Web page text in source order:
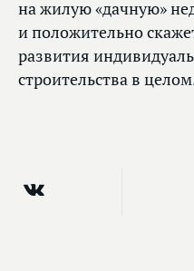
на жилую «дачную»
и положительно
развития
строительства в